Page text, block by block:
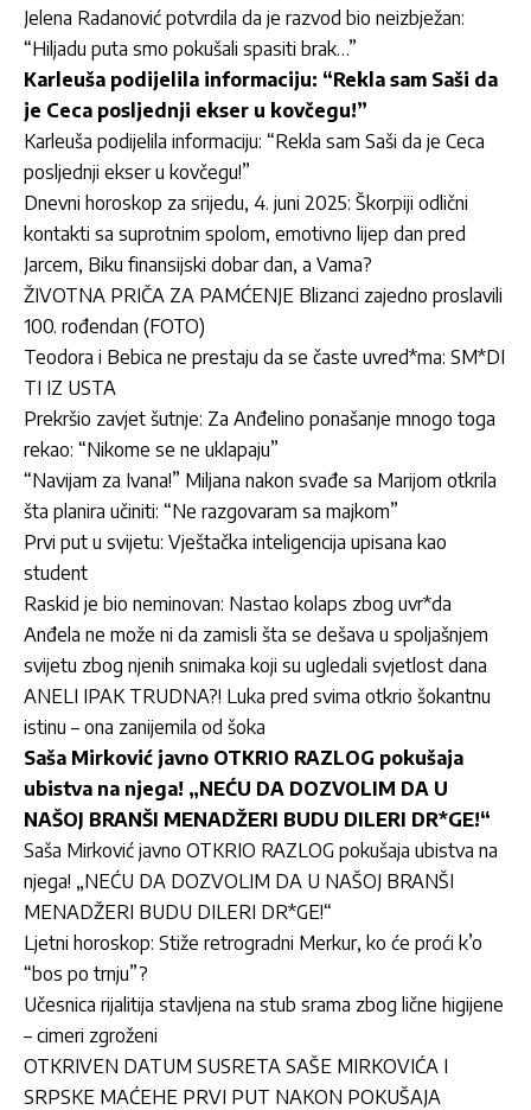
Jelena Radanović potvrdila da je razvod bio neizbježan:
“Hiljadu puta smo pokušali spasiti brak…”
Karleuša podijelila informaciju: “Rekla sam Saši da
je Ceca posljednji ekser u kovčegu!”
Karleuša podijelila informaciju: “Rekla sam Saši da je Ceca
posljednji ekser u kovčegu!”
Dnevni horoskop za srijedu, 4. juni 2025: Škorpiji odlični
kontakti sa suprotnim spolom, emotivno lijep dan pred
Jarcem, Biku finansijski dobar dan, a Vama?
ŽIVOTNA PRIČA ZA PAMĆENJE Blizanci zajedno proslavili
100. rođendan (FOTO)
Teodora i Bebica ne prestaju da se časte uvred*ma: SM*DI
TI IZ USTA
Prekršio zavjet šutnje: Za Anđelino ponašanje mnogo toga
rekao: “Nikome se ne uklapaju”
“Navijam za Ivana!” Miljana nakon svađe sa Marijom otkrila
šta planira učiniti: “Ne razgovaram sa majkom”
Prvi put u svijetu: Vještačka inteligencija upisana kao
student
Raskid je bio neminovan: Nastao kolaps zbog uvr*da
Anđela ne može ni da zamisli šta se dešava u spoljašnjem
svijetu zbog njenih snimaka koji su ugledali svjetlost dana
ANELI IPAK TRUDNA?! Luka pred svima otkrio šokantnu
istinu – ona zanijemila od šoka
Saša Mirković javno OTKRIO RAZLOG pokušaja
ubistva na njega! „NEĆU DA DOZVOLIM DA U
NAŠOJ BRANŠI MENADŽERI BUDU DILERI DR*GE!“
Saša Mirković javno OTKRIO RAZLOG pokušaja ubistva na
njega! „NEĆU DA DOZVOLIM DA U NAŠOJ BRANŠI
MENADŽERI BUDU DILERI DR*GE!“
Ljetni horoskop: Stiže retrogradni Merkur, ko će proći k’o
“bos po trnju”?
Učesnica rijalitija stavljena na stub srama zbog lične higijene
– cimeri zgroženi
OTKRIVEN DATUM SUSRETA SAŠE MIRKOVIĆA I
SRPSKE MAĆEHE PRVI PUT NAKON POKUŠAJA